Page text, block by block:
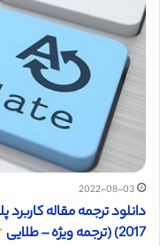
2022-08-03
2017) (ترجمه ویژه – طلایی